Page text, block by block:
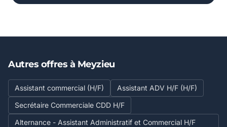
Autres offres à Meyzieu
Assistant commercial (H/F)
Assistant ADV H/F (H/F)
Secrétaire Commerciale CDD H/F
Alternance - Assistant Administratif et Commercial H/F